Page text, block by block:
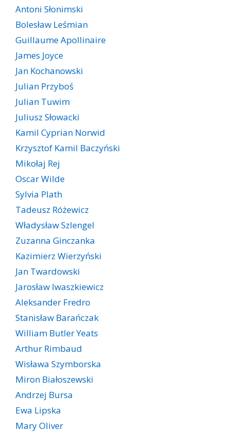
Antoni Słonimski
Bolesław Leśmian
Guillaume Apollinaire
James Joyce
Jan Kochanowski
Julian Przyboś
Julian Tuwim
Juliusz Słowacki
Kamil Cyprian Norwid
Krzysztof Kamil Baczyński
Mikołaj Rej
Oscar Wilde
Sylvia Plath
Tadeusz Różewicz
Władysław Szlengel
Zuzanna Ginczanka
Kazimierz Wierzyński
Jan Twardowski
Jarosław Iwaszkiewicz
Aleksander Fredro
Stanisław Barańczak
William Butler Yeats
Arthur Rimbaud
Wisława Szymborska
Miron Białoszewski
Andrzej Bursa
Ewa Lipska
Mary Oliver